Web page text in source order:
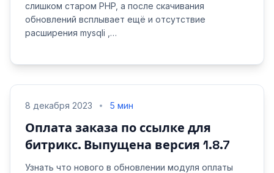
слишком старом PHP, а после скачивания
обновлений всплывает ещё и отсутствие
расширения mysqli ,…
8 декабря 2023 5 мин
Оплата заказа по ссылке для
битрикс. Выпущена версия 1.8.7
Узнать что нового в обновлении модуля оплаты